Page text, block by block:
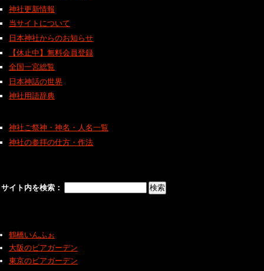
神社更新情報
当サイトについて
日本神社からのお知らせ
【休止中】無料会員登録
全国一宮総覧
日本神話の世界
神社用語辞典
神社ご祭神・神名・人名一覧
神社の参拝の仕方・作法
サイト内を検索：
鶴橋いんふぉ
大阪のビアガーデン
東京のビアガーデン